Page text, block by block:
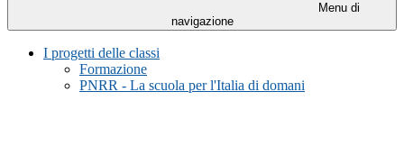
Menu di
navigazione
I progetti delle classi
Formazione
PNRR - La scuola per l'Italia di domani